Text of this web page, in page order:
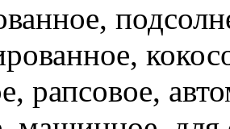
рапсовое,